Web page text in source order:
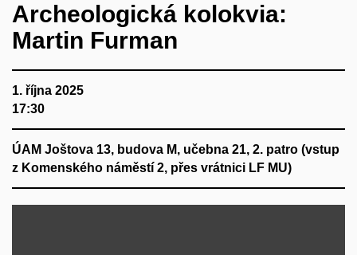
Archeologická kolokvia:
Martin Furman
1. října 2025
17:30
ÚAM Joštova 13, budova M, učebna 21, 2. patro (vstup
z Komenského náměstí 2, přes vrátnici LF MU)